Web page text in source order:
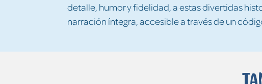
detalle, humor y fidelidad, a estas divertidas
narración íntegra, accesible a través de un